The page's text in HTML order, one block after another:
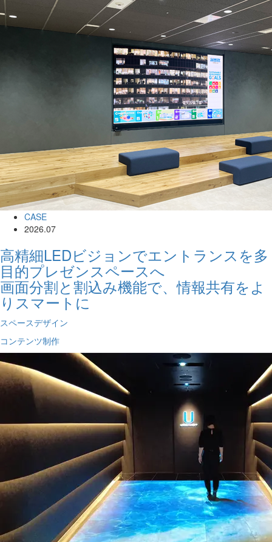
CASE
2026.07
高精細LEDビジョンでエントランスを多
目的プレゼンスペースへ
画面分割と割込み機能で、情報共有をよ
りスマートに
スペースデザイン
コンテンツ制作